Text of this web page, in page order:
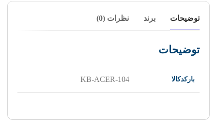
توضیحات برند نظرات (0)
توضیحات
بارکدکالا KB-ACER-104